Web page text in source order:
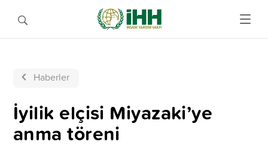
Haberler
İyilik elçisi Miyazaki’ye
anma töreni